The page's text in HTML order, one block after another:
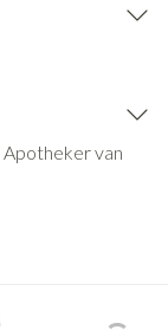
Apotheker van